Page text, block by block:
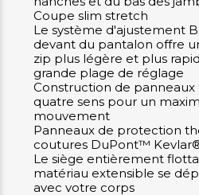
Coupe slim stretch
Le système d'ajustement
devant du pantalon offre
zip plus légère et plus
grande plage de réglage
Construction de panneaux
quatre sens pour un
mouvement
Panneaux de protection
coutures DuPont™
Le siège entièrement
matériau extensible se
avec votre corps